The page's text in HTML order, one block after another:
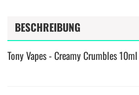
BESCHREIBUNG
Tony Vapes - Creamy Crumbles